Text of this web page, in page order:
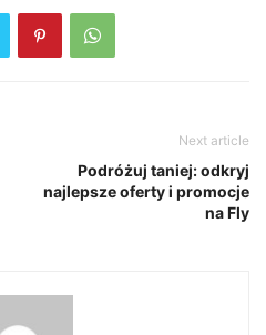
Next article
Podróżuj taniej: odkryj
najlepsze oferty i promocje
na Fly